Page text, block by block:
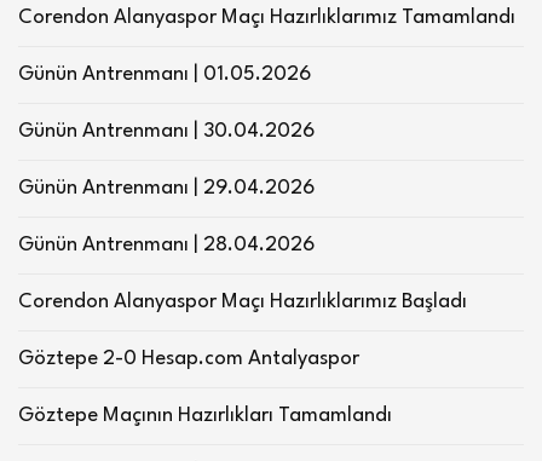
Corendon Alanyaspor Maçı Hazırlıklarımız Tamamlandı
Günün Antrenmanı | 01.05.2026
Günün Antrenmanı | 30.04.2026
Günün Antrenmanı | 29.04.2026
Günün Antrenmanı | 28.04.2026
Corendon Alanyaspor Maçı Hazırlıklarımız Başladı
Göztepe 2-0 Hesap.com Antalyaspor
Göztepe Maçının Hazırlıkları Tamamlandı